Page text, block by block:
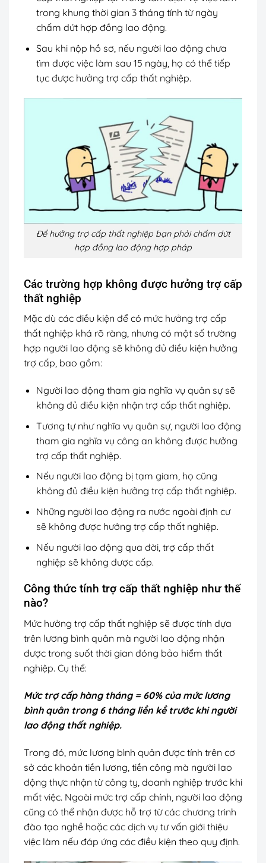
trong khung thời gian 3 tháng tính từ ngày
chấm dứt hợp đồng lao động.
Sau khi nộp hồ sơ, nếu người lao động chưa
tìm được việc làm sau 15 ngày, họ có thể tiếp
tục được hưởng trợ cấp thất nghiệp.
Để hưởng trợ cấp thất nghiệp bạn phải chấm dứt
hợp đồng lao động hợp pháp
Các trường hợp không được hưởng trợ cấp
thất nghiệp
Mặc dù các điều kiện để có mức hưởng trợ cấp
thất nghiệp khá rõ ràng, nhưng có một số trường
hợp người lao động sẽ không đủ điều kiện hưởng
trợ cấp, bao gồm:
Người lao động tham gia nghĩa vụ quân sự sẽ
không đủ điều kiện nhận trợ cấp thất nghiệp.
Tương tự như nghĩa vụ quân sự, người lao động
tham gia nghĩa vụ công an không được hưởng
trợ cấp thất nghiệp.
Nếu người lao động bị tạm giam, họ cũng
không đủ điều kiện hưởng trợ cấp thất nghiệp.
Những người lao động ra nước ngoài định cư
sẽ không được hưởng trợ cấp thất nghiệp.
Nếu người lao động qua đời, trợ cấp thất
nghiệp sẽ không được cấp.
Công thức tính trợ cấp thất nghiệp như thế
nào?
Mức hưởng trợ cấp thất nghiệp sẽ được tính dựa
trên lương bình quân mà người lao động nhận
được trong suốt thời gian đóng bảo hiểm thất
nghiệp. Cụ thể:
Mức trợ cấp hàng tháng = 60% của mức lương
bình quân trong 6 tháng liền kề trước khi người
lao động thất nghiệp.
Trong đó, mức lương bình quân được tính trên cơ
sở các khoản tiền lương, tiền công mà người lao
động thực nhận từ công ty, doanh nghiệp trước khi
mất việc. Ngoài mức trợ cấp chính, người lao động
cũng có thể nhận được hỗ trợ từ các chương trình
đào tạo nghề hoặc các dịch vụ tư vấn giới thiệu
việc làm nếu đáp ứng các điều kiện theo quy định.